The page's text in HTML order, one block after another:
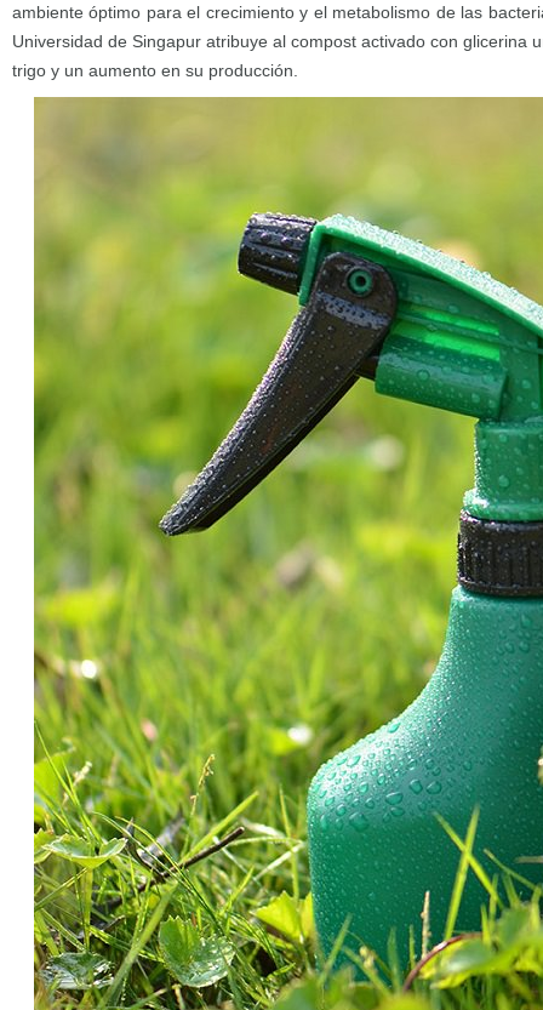
ambiente óptimo para el crecimiento y el metabolismo de las
Universidad de Singapur atribuye al compost activado con glicerina
trigo y un aumento en su producción.